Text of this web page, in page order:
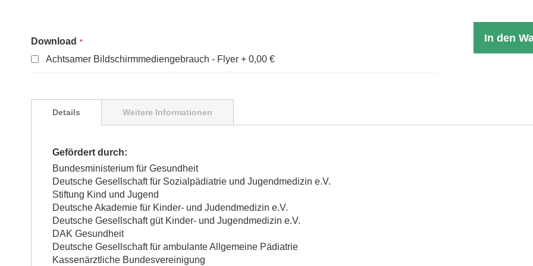
der
springen
Download
Achtsamer Bildschirmmediengebrauch - Flyer
0,00 €
In den
Details
Gefördert durch:
Bundesministerium für Gesundheit
Deutsche Gesellschaft für Sozialpädiatrie und Jugendmedizin e.V.
Stiftung Kind und Jugend
Deutsche Akademie für Kinder- und Judendmedizin e.V.
Deutsche Gesellschaft güt Kinder- und Jugendmedizin e.V.
DAK Gesundheit
Deutsche Gesellschaft für ambulante Allgemeine Pädiatrie
Kassenärztliche Bundesvereinigung
Weitere Informationen